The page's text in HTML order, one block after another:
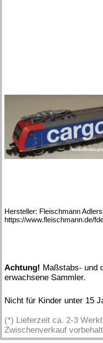
Hersteller: Fleischmann
https://www.fleischmann.de/
Achtung! Maßstabs- und
erwachsene Sammler.
Nicht für Kinder unter 15
(*) Lieferzeit ca. 2-3
Zwischenverkauf